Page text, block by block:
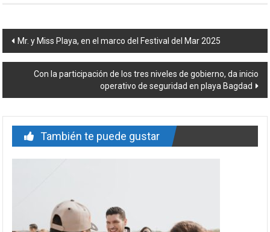
Navegación
de
entrada
Mr. y Miss Playa, en el marco del Festival del Mar 2025
Con la participación de los tres niveles de gobierno, da inicio
operativo de seguridad en playa Bagdad
También te puede gustar